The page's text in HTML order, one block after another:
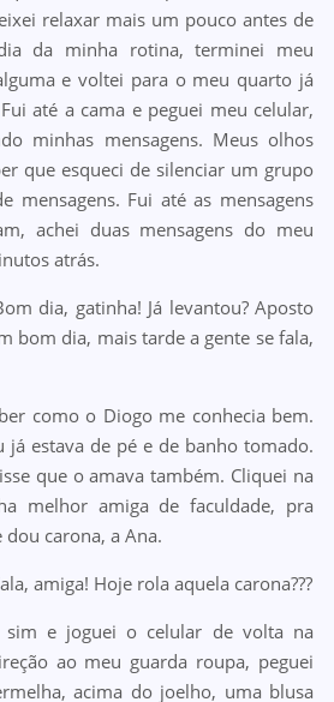
relaxar mais um pouco antes de
da minha rotina, terminei meu
e voltei para o meu quarto já
até a cama e peguei meu celular,
minhas mensagens. Meus olhos
que esqueci de silenciar um grupo
mensagens. Fui até as mensagens
achei duas mensagens do meu
atrás.
dia, gatinha! Já levantou? Aposto
bom dia, mais tarde a gente se fala,
como o Diogo me conhecia bem.
já estava de pé e de banho tomado.
que o amava também. Cliquei na
melhor amiga de faculdade, pra
carona, a Ana.
amiga! Hoje rola aquela carona???
sim e joguei o celular de volta na
ao meu guarda roupa, peguei
acima do joelho, uma blusa